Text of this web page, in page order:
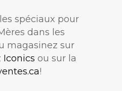
spéciaux pour
dans les
magasinez sur
Iconics ou sur la
!